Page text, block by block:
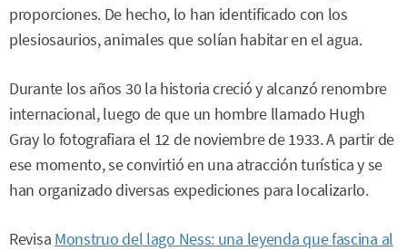
proporciones. De hecho, lo han identificado con los
plesiosaurios, animales que solían habitar en el agua.
Durante los años 30 la historia creció y alcanzó renombre
internacional, luego de que un hombre llamado Hugh
Gray lo fotografiara el 12 de noviembre de 1933. A partir de
ese momento, se convirtió en una atracción turística y se
han organizado diversas expediciones para localizarlo.
Revisa Monstruo del lago Ness: una leyenda que fascina al